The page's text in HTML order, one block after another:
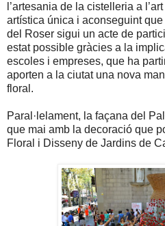
l’artesania de la cistelleria a
artística única i aconseguint que
del Roser sigui un acte de
estat possible gràcies a la
escoles i empreses, que ha
aporten a la ciutat una nova
floral.
Paral·lelament, la façana del
que mai amb la decoració que
Floral i Disseny de Jardins de